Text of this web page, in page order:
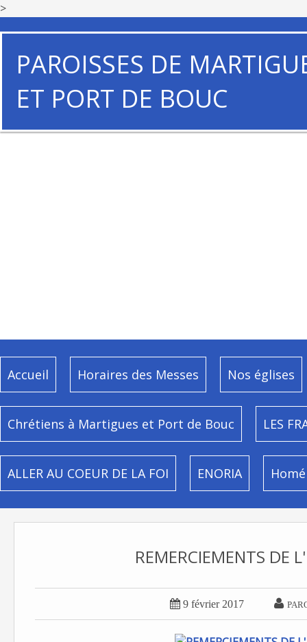
>
PAROISSES DE
ET PORT DE BOUC
Accueil Horaires des Messes Nos églises
Chrétiens à Martigues et Port de Bouc LES
ALLER AU COEUR DE LA FOI ENORIA
REMERCIEMENTS DE
 9 février 2017 